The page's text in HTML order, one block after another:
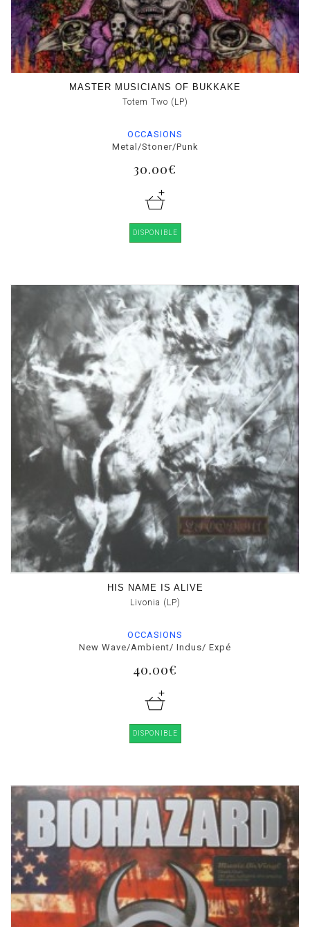
MASTER MUSICIANS OF BUKKAKE
Totem Two (LP)
OCCASIONS
Metal/Stoner/Punk
30.00€
DISPONIBLE
HIS NAME IS ALIVE
Livonia (LP)
OCCASIONS
New Wave/Ambient/ Indus/ Expé
40.00€
DISPONIBLE